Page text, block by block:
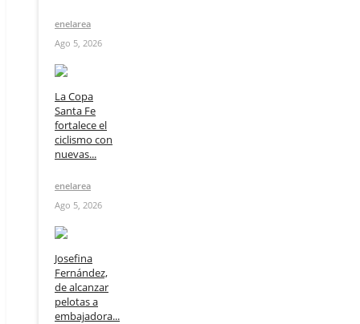
enelarea
Ago 5, 2026
La Copa
Santa Fe
fortalece el
ciclismo con
nuevas...
enelarea
Ago 5, 2026
Josefina
Fernández,
de alcanzar
pelotas a
embajadora...